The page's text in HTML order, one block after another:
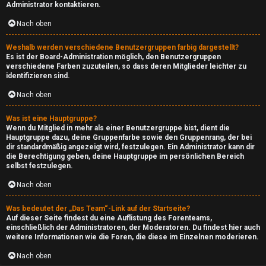
Administrator kontaktieren.
Nach oben
Weshalb werden verschiedene Benutzergruppen farbig dargestellt?
Es ist der Board-Administration möglich, den Benutzergruppen
verschiedene Farben zuzuteilen, so dass deren Mitglieder leichter zu
identifizieren sind.
Nach oben
Was ist eine Hauptgruppe?
Wenn du Mitglied in mehr als einer Benutzergruppe bist, dient die
Hauptgruppe dazu, deine Gruppenfarbe sowie den Gruppenrang, der bei
dir standardmäßig angezeigt wird, festzulegen. Ein Administrator kann dir
die Berechtigung geben, deine Hauptgruppe im persönlichen Bereich
selbst festzulegen.
Nach oben
Was bedeutet der „Das Team“-Link auf der Startseite?
Auf dieser Seite findest du eine Auflistung des Forenteams,
einschließlich der Administratoren, der Moderatoren. Du findest hier auch
weitere Informationen wie die Foren, die diese im Einzelnen moderieren.
Nach oben
↳
T
e
c
h
↳
W
e
b
s